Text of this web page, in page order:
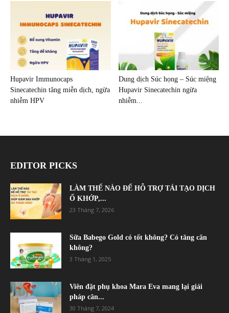
Hupavir Immunocaps
Sinecatechin tăng miễn dịch, ngừa
nhiễm HPV
Dung dịch Súc họng – Súc miệng
Hupavir Sinecatechin ngừa
nhiễm...
EDITOR PICKS
LÀM THẾ NÀO ĐỂ HỖ TRỢ TÁI TẠO DỊCH
Ổ KHỚP,...
23 Tháng 7, 2026
Sữa Babego Gold có tốt không? Có tăng cân
không?
3 Tháng 1, 2025
Viên đặt phụ khoa Mara Eva mang lại giải
pháp cân...
30 Tháng 7, 2024